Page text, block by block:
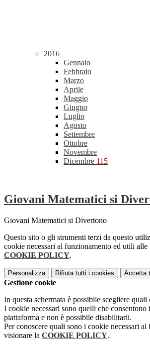
2016
Gennaio
Febbraio
Marzo
Aprile
Maggio
Giugno
Luglio
Agosto
Settembre
Ottobre
Novembre
Dicembre 115
Giovani Matematici si
Giovani Matematici si Divertono
Questo sito o gli strumenti terzi da questo
cookie necessari al funzionamento ed utili
COOKIE POLICY.
Personalizza Rifiuta tutti i cookies Accetta
Gestione cookie
In questa schermata è possibile scegliere
I cookie necessari sono quelli che
piattaforma e non è possibile disabilitarli.
Per conoscere quali sono i cookie necessari
visionare la COOKIE POLICY.